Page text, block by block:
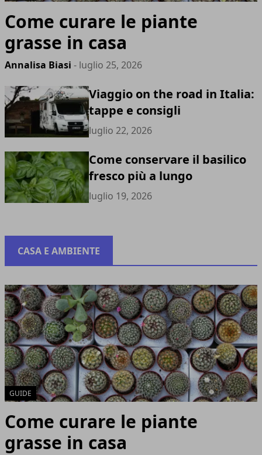
Come curare le piante
grasse in casa
Annalisa Biasi - luglio 25, 2026
Viaggio on the road in Italia:
tappe e consigli
luglio 22, 2026
Come conservare il basilico
fresco più a lungo
luglio 19, 2026
CASA E AMBIENTE
GUIDE
Come curare le piante
grasse in casa